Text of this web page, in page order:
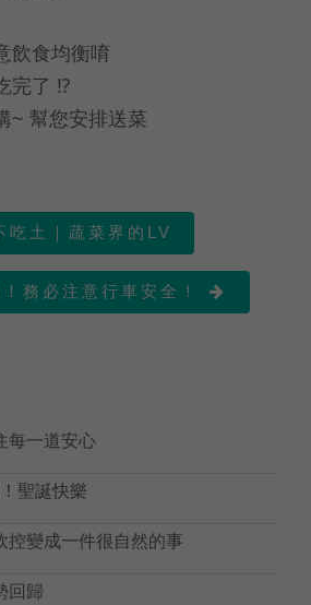
飲食均衡唷
完了 ⁉
~ 幫您安排送菜
吃土｜蔬菜界的LV
務必注意行車安全！ 
每一道安心
聖誕快樂
控變成一件很自然的事
回歸